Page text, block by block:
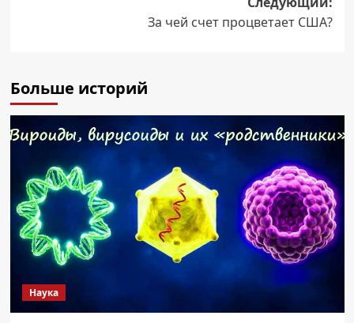
За чей счет процветает США?
Больше историй
Наука